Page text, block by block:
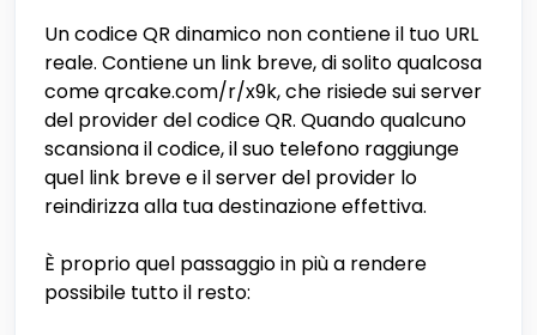
Un codice QR dinamico non contiene il tuo URL
reale. Contiene un link breve, di solito qualcosa
come qrcake.com/r/x9k, che risiede sui server
del provider del codice QR. Quando qualcuno
scansiona il codice, il suo telefono raggiunge
quel link breve e il server del provider lo
reindirizza alla tua destinazione effettiva.
È proprio quel passaggio in più a rendere
possibile tutto il resto: